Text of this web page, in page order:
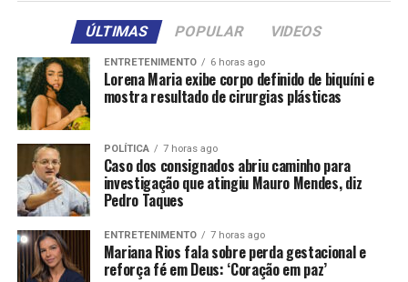
RELATED TOPICS: ASSEMBLEIA ASSUMEM
DESTAQUE
DOIS
LEGISLATIVA MESES POLITICA POR
QUATRO
SUPLENTES
VAGAS
UP NEXT
Assembleia autoriza Albert Einstein administrar o
Hospital Central em Cuiabá
DON'T MISS
Deputado destina R$ 1 milhão para obras na Policlínica
do bairro Planalto, em Cuiabá
ÚLTIMAS POPULAR VIDEOS
ENTRETENIMENTO 6 horas ago
Lorena Maria exibe corpo definido de biquíni e
mostra resultado de cirurgias plásticas
POLÍTICA 7 horas ago
Caso dos consignados abriu caminho para
investigação que atingiu Mauro Mendes, diz
Pedro Taques
ENTRETENIMENTO 7 horas ago
Mariana Rios fala sobre perda gestacional e
reforça fé em Deus: ‘Coração em paz’